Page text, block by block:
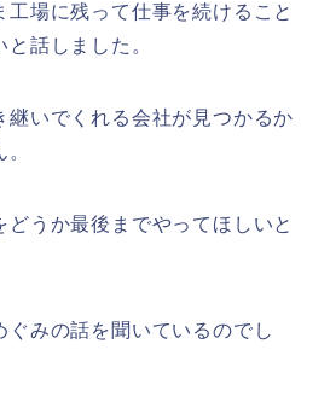
工場に残って仕事を続けること
話しました。
継いでくれる会社が見つかるか
どうか最後までやってほしいと
ぐみの話を聞いているのでし